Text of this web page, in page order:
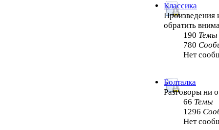
Классика
Произведения
обратить
190 Темы
780
Нет
Болталка
Разговоры ни
66 Темы
1296
Нет